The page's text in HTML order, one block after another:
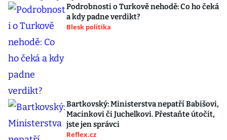
Podrobnosti o Turkově nehodě: Co ho čeká
a kdy padne verdikt?
Blesk politika
Bartkovský: Ministerstva nepatří Babišovi,
Macinkovi či Juchelkovi. Přestaňte útočit,
jste jen správci
Reflex.cz